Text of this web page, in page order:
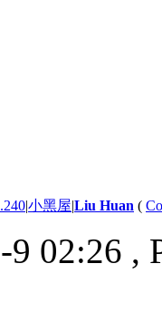
|小黑屋|Liu Huan (
9 02:26 ,